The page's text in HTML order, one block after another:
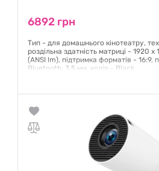
6892 грн
Тип - для домашнього кінотеатру,
роздільна здатність матриці - 1920
(ANSI lm), підтримка форматів - 16:9,
Bluetooth, 3.5 мм, колір - Black